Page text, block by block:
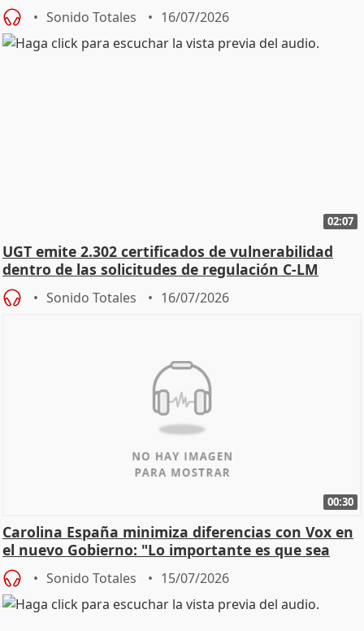
const
Sonido Totales 16/07/2026
02:07
UGT emite 2.302 certificados de vulnerabilidad
dentro de las solicitudes de regulación C-LM
Sonido Totales 16/07/2026
00:30
Carolina España minimiza diferencias con Vox en
el nuevo Gobierno: "Lo importante es que sea
una leg
Sonido Totales 15/07/2026